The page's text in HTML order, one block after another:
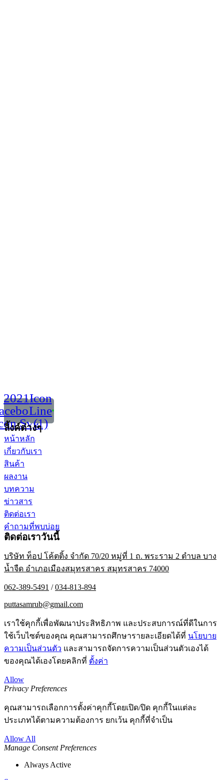
2021
Svg
Icon
Line
(1)
ลิ้งค์ต่างๆ
หน้าหลัก
เกี่ยวกับเรา
สินค้า
ผลงาน
บทความ
ข่าวสาร
ติดต่อเรา
คำถามที่พบบ่อย
ติดต่อเราวันนี้
บริษัท ท็อป โค้ตติ้ง จำกัด 70/20 หมู่ที่ 1 ถ. พระราม 2 ตำบล บาง
น้ำจืด อำเภอเมืองสมุทรสาคร สมุทรสาคร 74000
062-389-5491 /034-813-894
puttasamrub@gmail.com
เราใช้คุกกี้เพื่อพัฒนาประสิทธิภาพ และประสบการณ์ที่ดีในการ
ใช้เว็บไซต์ของคุณ คุณสามารถศึกษารายละเอียดได้ที่ นโยบาย
ความเป็นส่วนตัว และสามารถจัดการความเป็นส่วนตัวเองได้
ของคุณได้เองโดยคลิกที่ ตั้งค่า
Allow
Privacy Preferences
คุณสามารถเลือกการตั้งค่าคุกกี้โดยเปิด/ปิด คุกกี้ในแต่ละ
ประเภทได้ตามความต้องการ ยกเว้น คุกกี้ที่จำเป็น
Allow All
Manage Consent Preferences
Always Active